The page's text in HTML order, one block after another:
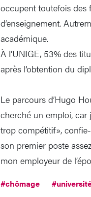
occupent toutefois des
d’enseignement.
académique.
À l’UNIGE, 53% des
après l’obtention du
Le parcours d’Hugo
cherché un emploi, car
trop compétitif»,
son premier poste
mon employeur de
#chômage